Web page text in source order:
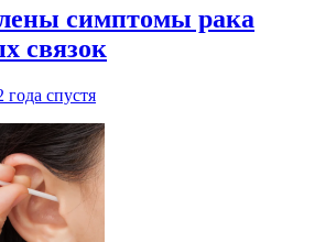
симптомы рака
связок
года спустя